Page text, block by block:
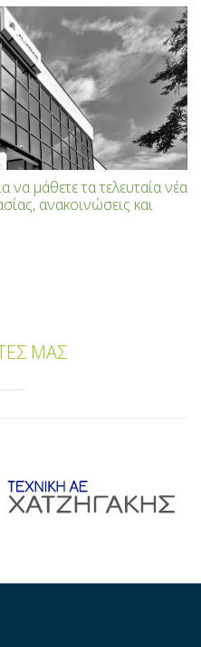
να μάθετε τα τελευταία νέα
ανακοινώσεις και
ΜΑΣ